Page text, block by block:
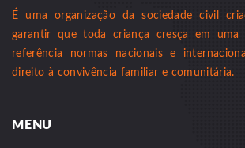
É uma organização da sociedade civil
garantir que toda criança cresça em
referência normas nacionais e
direito à convivência familiar e comunitária.
MENU